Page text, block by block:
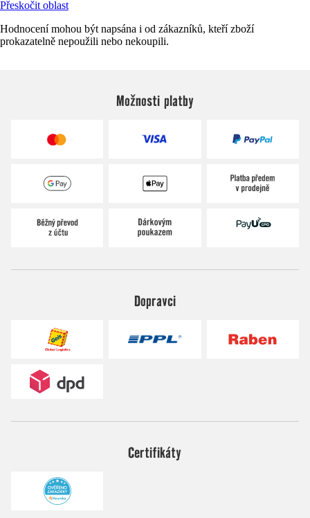
Přeskočit oblast
Hodnocení mohou být napsána i od zákazníků, kteří zboží
prokazatelně nepoužili nebo nekoupili.
Možnosti platby
Dopravci
Certifikáty